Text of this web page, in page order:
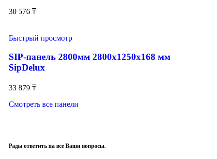
30 576 ₸
Быстрый просмотр
SIP-панель 2800мм 2800x1250x168 мм
SipDelux
33 879 ₸
Смотреть все панели
Рады ответить на все Ваши вопросы.